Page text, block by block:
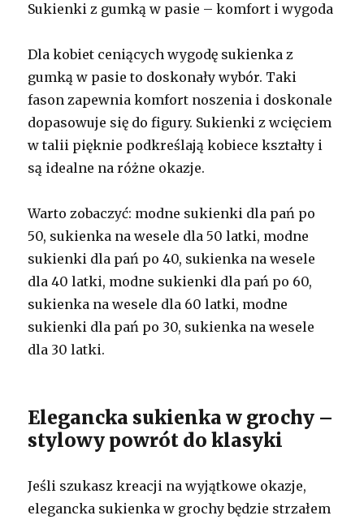
Sukienki z gumką w pasie – komfort i wygoda
Dla kobiet ceniących wygodę sukienka z
gumką w pasie to doskonały wybór. Taki
fason zapewnia komfort noszenia i doskonale
dopasowuje się do figury. Sukienki z wcięciem
w talii pięknie podkreślają kobiece kształty i
są idealne na różne okazje.
Warto zobaczyć: modne sukienki dla pań po
50, sukienka na wesele dla 50 latki, modne
sukienki dla pań po 40, sukienka na wesele
dla 40 latki, modne sukienki dla pań po 60,
sukienka na wesele dla 60 latki, modne
sukienki dla pań po 30, sukienka na wesele
dla 30 latki.
Elegancka sukienka w grochy –
stylowy powrót do klasyki
Jeśli szukasz kreacji na wyjątkowe okazje,
elegancka sukienka w grochy będzie strzałem